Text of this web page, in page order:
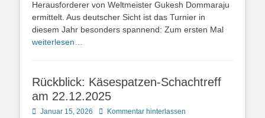
Herausforderer von Weltmeister Gukesh Dommaraju
ermittelt. Aus deutscher Sicht ist das Turnier in
diesem Jahr besonders spannend: Zum ersten Mal
weiterlesen…
Rückblick: Käsespatzen-Schachtreff
am 22.12.2025
Posted
Januar 15, 2026 Kommentar hinterlassen